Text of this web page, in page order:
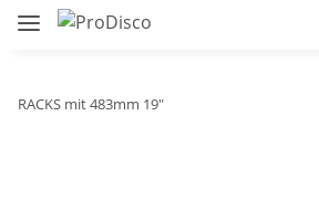
RACKS mit 483mm 19"